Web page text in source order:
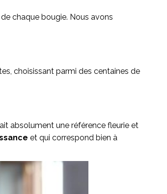
chaque bougie. Nous avons
choisissant parmi des centaines de
absolument une référence fleurie et
et qui correspond bien à